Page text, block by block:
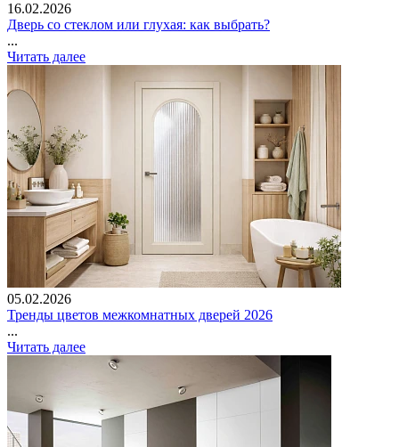
16.02.2026
Дверь со стеклом или глухая: как выбрать?
...
Читать далее
05.02.2026
Тренды цветов межкомнатных дверей 2026
...
Читать далее